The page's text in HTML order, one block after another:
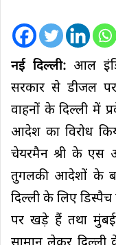
नई दिल्ली: आल
सरकार से डीजल
वाहनों के दिल्ली में
आदेश का विरोध
चेयरमैन श्री के एस
तुगलकी आदेशों के
दिल्ली के लिए
पर खड़े हैं तथा